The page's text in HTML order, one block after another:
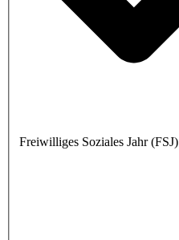
Freiwilliges Soziales Jahr (FSJ)